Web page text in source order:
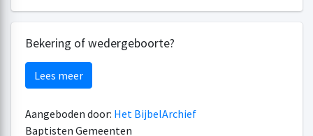
Bekering of wedergeboorte?
Lees meer
Aangeboden door: Het BijbelArchief
Baptisten Gemeenten